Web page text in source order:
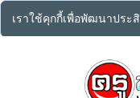
เราใช้คุกกี้เพื่อพัฒนาปร